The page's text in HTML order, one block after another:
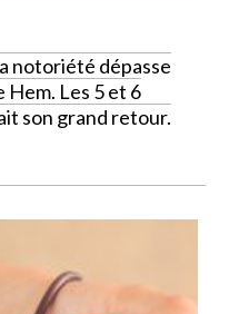
notoriété dépasse
Les 5 et 6
son grand retour.